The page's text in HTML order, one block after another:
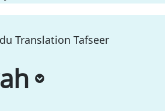
Translation Tafseer